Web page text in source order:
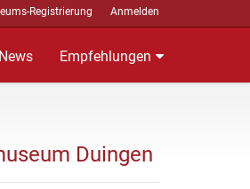
Registrierung Anmelden
News Empfehlungen
Duingen